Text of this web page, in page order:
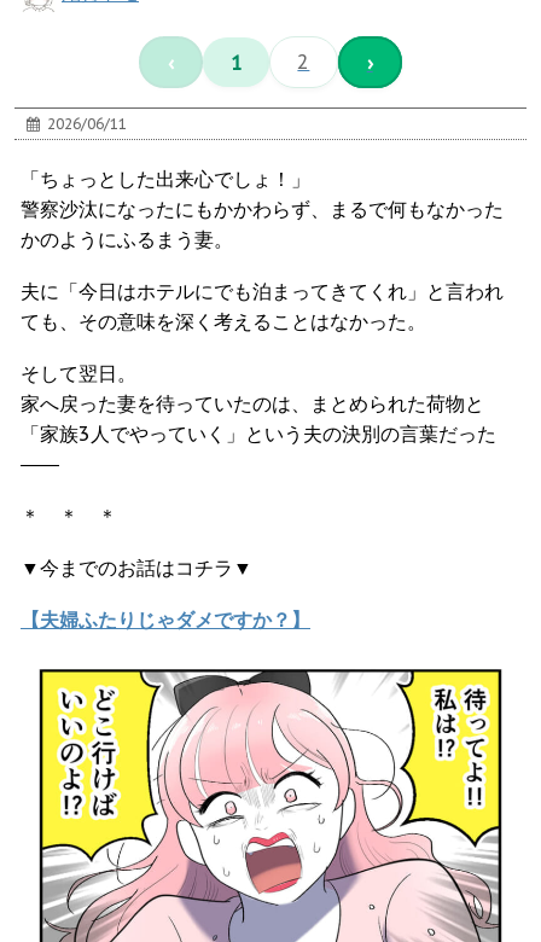
‹ 1 2 ›
2026/06/11
「ちょっとした出来心でしょ！」
警察沙汰になったにもかかわらず、まるで何もなかった
かのようにふるまう妻。
夫に「今日はホテルにでも泊まってきてくれ」と言われ
ても、その意味を深く考えることはなかった。
そして翌日。
家へ戻った妻を待っていたのは、まとめられた荷物と
「家族3人でやっていく」という夫の決別の言葉だった
――
＊ ＊ ＊
▼今までのお話はコチラ▼
【夫婦ふたりじゃダメですか？】